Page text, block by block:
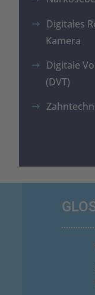
Digitales
Kamera
Digitale
(DVT)